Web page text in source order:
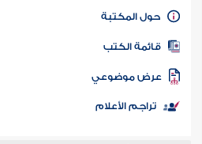
كتاب الأمة
المكتبة
الكتب
موضوعي